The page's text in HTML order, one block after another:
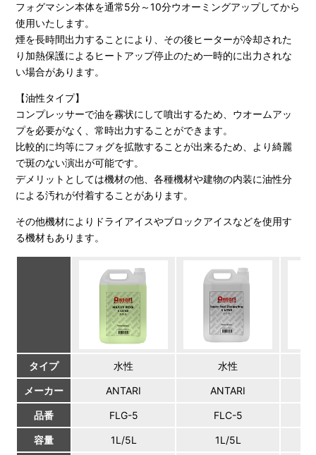
フォグマシン本体を通常5分～10分ウオーミングアップしてから
使用いたします。
煙を長時間出力することにより、その後ヒーターが冷却された
り加熱保護によるヒートアップ停止のため一時的に出力されな
い場合があります。
【油性タイプ】
コンプレッサーで油を霧状にして噴出するため、ウオームアッ
プを必要がなく、常時出力することができます。
比較的に均等にフォグを拡散することが出来るため、より綺麗
で斑のない演出が可能です。
デメリットとしては機材の他、各種機材や建物の内装に油性分
による汚れが付着することがあります。
その他機材によりドライアイスやブロックアイスなどを使用す
る機材もあります。
タイプ 水性 水性
メーカー ANTARI ANTARI
品番 FLG-5 FLC-5
容量 1L/5L 1L/5L